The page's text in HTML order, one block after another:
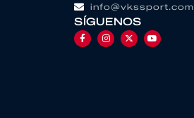
info@vkssport.com
SÍGUENOS